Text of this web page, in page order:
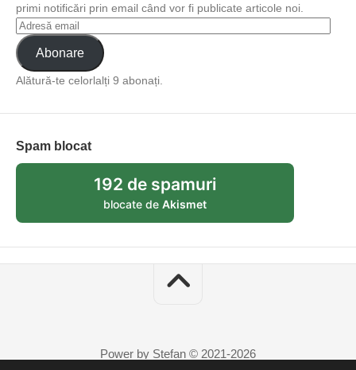
primi notificări prin email când vor fi publicate articole noi.
Abonare
Alătură-te celorlalți 9 abonați.
Spam blocat
192 de spamuri
blocate de Akismet
Power by Stefan © 2021-2026